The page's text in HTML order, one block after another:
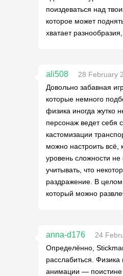
поиздеваться над
которое может
хватает
ali508
28 February
Довольно забавная
которые немного
физика иногда жутко
персонаж ведет себя
кастомизации
можно настроить всё,
уровень сложности
учитывать, что
раздражение. В
который можно
anna-d176
24
Определённо,
расслабиться. Физика
анимации — поистине